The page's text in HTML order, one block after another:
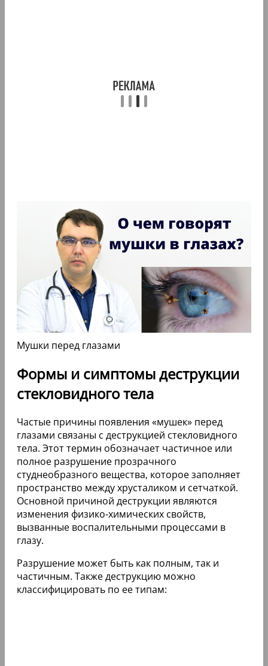
Мушки перед глазами
Формы и симптомы деструкции
стекловидного тела
Частые причины появления «мушек» перед
глазами связаны с деструкцией стекловидного
тела. Этот термин обозначает частичное или
полное разрушение прозрачного
студнеобразного вещества, которое заполняет
пространство между хрусталиком и сетчаткой.
Основной причиной деструкции являются
изменения физико-химических свойств,
вызванные воспалительными процессами в
глазу.
Разрушение может быть как полным, так и
частичным. Также деструкцию можно
классифицировать по ее типам: